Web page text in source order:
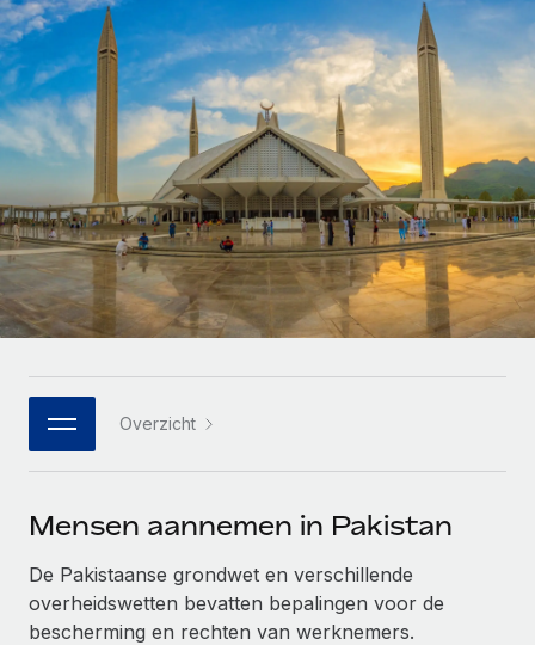
Zzp'ers internationaal onboarden en beheren
PEO
Ingewikkelde HR-taken eenvoudig uitbesteden
INFRASTRUCTUUR
Remote Embedded
HR naadloos in workflows integreren
Platform
Ingebouwde essentiële HR-functies voor je team
Integraties
Vraag een expert
Krijg hulp van global HR- en juridische experts
GROEIFASE
Start-ups
Flexibele global HR en payroll solutions voor groeiende
bedrijven
Mid-market
Teams uitbreiden met HR solutions op maat
Enterprise
Global HR voor grote bedrijven
WERK MET ONS SAMEN
Strategische technologiepartners
Remote Build
Integraties en advies over AI-automatiseringen
Betalingscalculator voor zzp'ers
Ontdek valuta-opties en betaalsnelheden voor
internationale zzp'ers
LEREN MET REMOTE
Onderzoek en gidsen
Casestudy's
HR-woordenlijst
Checklists en templates
Webinars
Newsroom
Inzicht in salaris en talent
Inzichtencentrum
Nederlands
Français
Deutsch
Español
Italiano
Português (Portugal)
日本語
한국어
Inloggen
Overzicht
Mensen aannemen in Pakistan
De Pakistaanse grondwet en verschillende
overheidswetten bevatten bepalingen voor de
bescherming en rechten van werknemers.